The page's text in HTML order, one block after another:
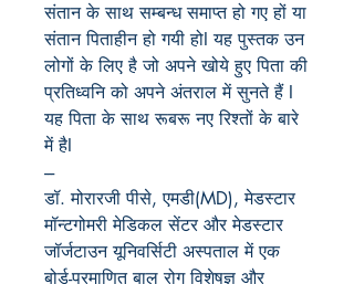
संतान के साथ सम्बन्ध समाप्त हो गए हों या
संतान पिताहीन हो गयी होI यह पुस्तक उन
लोगों के लिए है जो अपने खोये हुए पिता की
प्रतिध्वनि को अपने अंतराल में सुनते हैं I
यह पिता के साथ रूबरू नए रिश्तों के बारे
में हैI
---
डॉ. मोरारजी पीसे,एमडी(MD),मेडस्टार
मॉन्टगोमरी मेडिकल सेंटर और मेडस्टार
जॉर्जटाउन यूनिवर्सिटी अस्पताल में एक
बोर्ड-प्रमाणित बाल रोग विशेषज्ञ और